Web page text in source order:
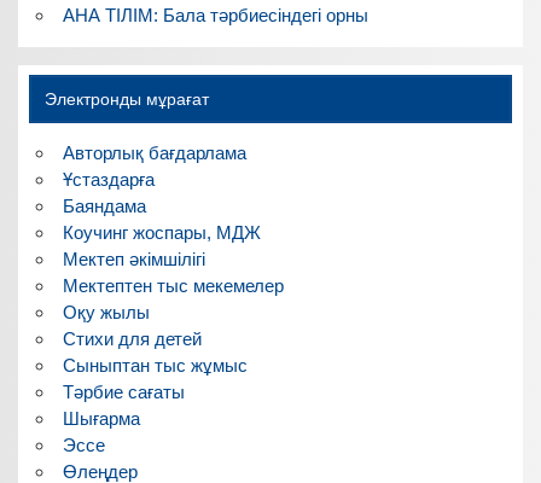
АНА ТІЛІМ: Бала тәрбиесіндегі орны
Электронды мұрағат
Авторлық бағдарлама
Ұстаздарға
Баяндама
Коучинг жоспары, МДЖ
Мектеп әкімшілігі
Мектептен тыс мекемелер
Оқу жылы
Стихи для детей
Сыныптан тыс жұмыс
Тәрбие сағаты
Шығарма
Эссе
Өлеңдер